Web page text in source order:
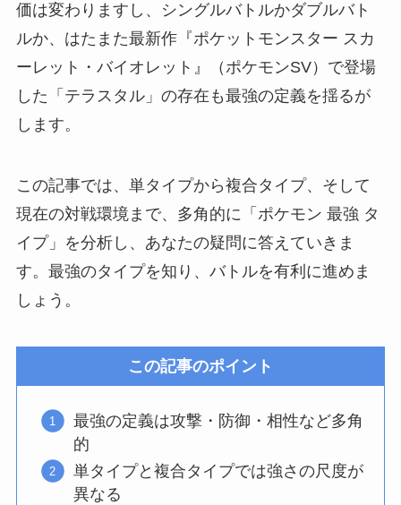
価は変わりますし、シングルバトルかダブルバト
ルか、はたまた最新作『ポケットモンスター スカ
ーレット・バイオレット』（ポケモンSV）で登場
した「テラスタル」の存在も最強の定義を揺るが
します。
この記事では、単タイプから複合タイプ、そして
現在の対戦環境まで、多角的に「ポケモン 最強 タ
イプ」を分析し、あなたの疑問に答えていきま
す。最強のタイプを知り、バトルを有利に進めま
しょう。
この記事のポイント
最強の定義は攻撃・防御・相性など多角
的
単タイプと複合タイプでは強さの尺度が
異なる